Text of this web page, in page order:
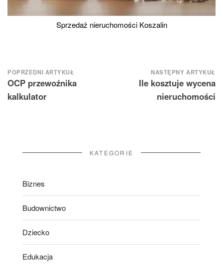
Sprzedaż nieruchomości Koszalin
Nawigacja
wpisu
POPRZEDNI ARTYKUŁ
OCP przewoźnika
kalkulator
NASTĘPNY ARTYKUŁ
Ile kosztuje wycena
nieruchomości
KATEGORIE
Biznes
Budownictwo
Dziecko
Edukacja